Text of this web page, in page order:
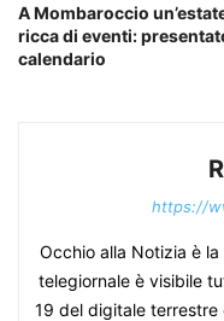
A Mombaroccio
ricca di eventi:
calendario
https://
Occhio alla Notizia è
telegiornale è visibile
19 del digitale terrestre